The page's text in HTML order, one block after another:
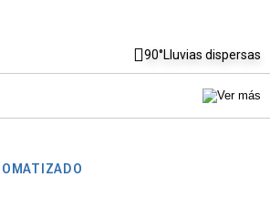
90°Lluvias dispersas